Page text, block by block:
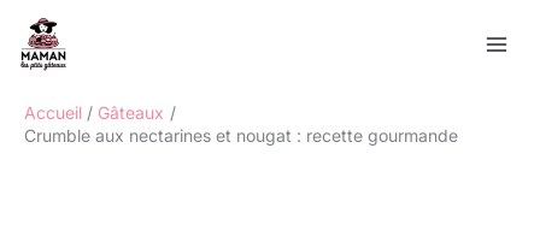
contenu
Accueil
Gâteaux
Crumble aux nectarines et nougat : recette gourmande
Rechercher